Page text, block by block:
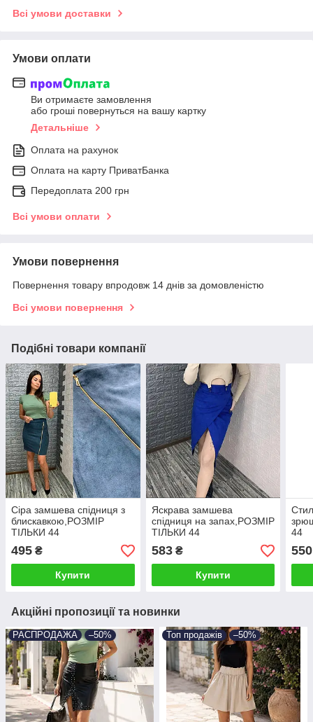
Всі умови доставки
Умови оплати
Ви отримаєте замовлення
або гроші повернуться на вашу картку
Детальніше
Оплата на рахунок
Оплата на карту ПриватБанка
Передоплата 200 грн
Всі умови оплати
Умови повернення
Повернення товару впродовж 14 днів за домовленістю
Всі умови повернення
Подібні товари компанії
Сіра замшева спідниця з
блискавкою,РОЗМІР
ТІЛЬКИ 44
495 ₴
Купити
Яскрава замшева
спідниця на запах,РОЗМІР
ТІЛЬКИ 44
583₴
Купити
44
550
Акційні пропозиції та новинки
РАСПРОДАЖА –50% Топ продажів –50%